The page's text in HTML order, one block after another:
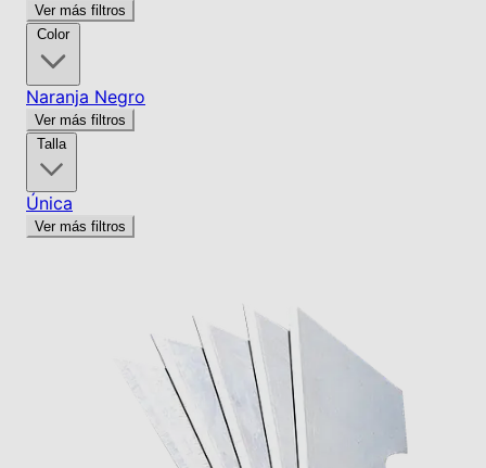
Ver más filtros
Color
Naranja Negro
Ver más filtros
Talla
Única
Ver más filtros